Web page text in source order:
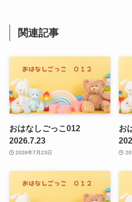
関連記事
おはなしごっこ012
2026.7.23
2026年7月23日
お